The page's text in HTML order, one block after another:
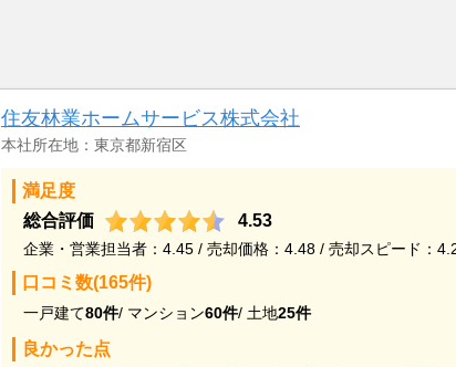
住友林業ホームサービス株式会社
本社所在地：東京都新宿区
満足度
総合評価
4.53
企業・営業担当者：4.45 / 売却価格：4.48 / 売却スピード：
口コミ数(165件)
一戸建て80件/ マンション60件/ 土地25件
良かった点